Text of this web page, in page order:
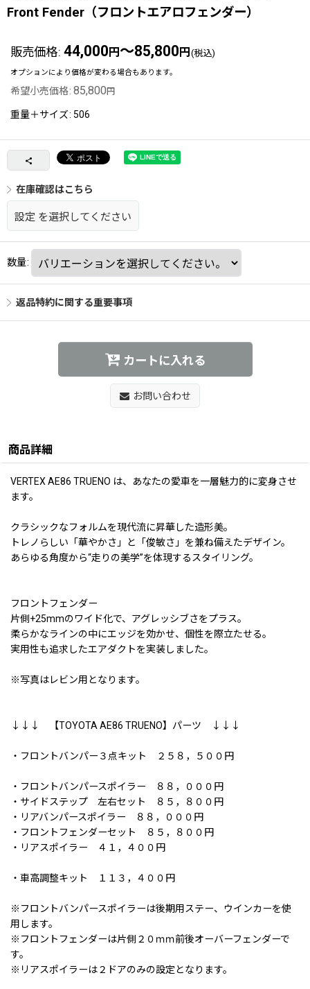
Front Fender（フロントエアロフェンダー）
販売価格: 44,000 円 ～85,800 円 (税込)
オプションにより価格が変わる場合もあります。
希望小売価格: 85,800 円
重量＋サイズ: 506
在庫確認はこちら
設定 を選択してください
数量:
返品特約に関する重要事項
カートに入れる
お問い合わせ
商品詳細
VERTEX AE86 TRUENO は、あなたの愛車を一層魅力的に変身させ
ます。
クラシックなフォルムを現代流に昇華した造形美。
トレノらしい「華やかさ」と「俊敏さ」を兼ね備えたデザイン。
あらゆる角度から“走りの美学”を体現するスタイリング。
フロントフェンダー
片側+25mmのワイド化で、アグレッシブさをプラス。
柔らかなラインの中にエッジを効かせ、個性を際立たせる。
実用性も追求したエアダクトを実装しました。
※写真はレビン用となります。
↓↓↓ 【TOYOTA AE86 TRUENO】パーツ ↓↓↓
・フロントバンパー３点キット ２５８，５００円
・フロントバンパースポイラー ８８，０００円
・サイドステップ 左右セット ８５，８００円
・リアバンパースポイラー ８８，０００円
・フロントフェンダーセット ８５，８００円
・リアスポイラー ４１，４００円
・車高調整キット １１３，４００円
※フロントバンパースポイラーは後期用ステー、ウインカーを使
用します。
※フロントフェンダーは片側２０ｍｍ前後オーバーフェンダーで
す。
※リアスポイラーは２ドアのみの設定となります。